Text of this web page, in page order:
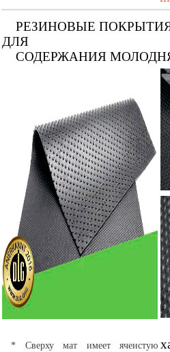
РЕЗИНОВЫЕ
ДЛЯ
СОДЕРЖАНИЯ
* Сверху мат имеет ячеистую